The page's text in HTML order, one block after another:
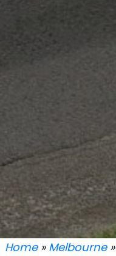
Home» Melbourne»